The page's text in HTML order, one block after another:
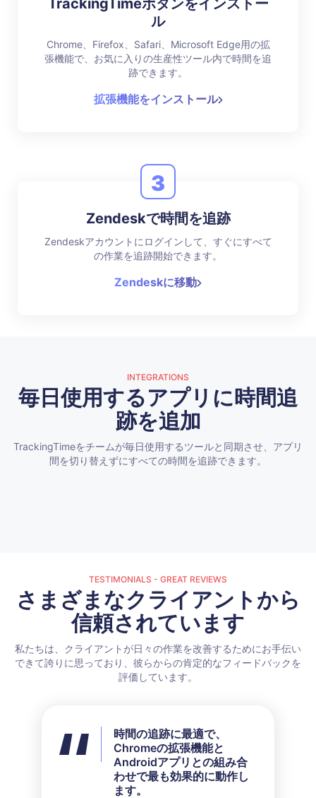
TrackingTimeボタンをインストー
ル
Chrome、Firefox、Safari、Microsoft Edge用の拡
張機能で、お気に入りの生産性ツール内で時間を追
跡できます。
拡張機能をインストール
3
Zendeskで時間を追跡
Zendeskアカウントにログインして、すぐにすべて
の作業を追跡開始できます。
Zendeskに移動
INTEGRATIONS
毎日使用するアプリに時間追
跡を追加
TrackingTimeをチームが毎日使用するツールと同期させ、アプリ
間を切り替えずにすべての時間を追跡できます。
TESTIMONIALS - GREAT REVIEWS
さまざまなクライアントから
信頼されています
私たちは、クライアントが日々の作業を改善するためにお手伝い
できて誇りに思っており、彼らからの肯定的なフィードバックを
評価しています。
時間の追跡に最適で、
Chromeの拡張機能と
Androidアプリとの組み合
わせで最も効果的に動作し
ます。
私は利用可能なすべての機
能を使用しませんでした
が、私のニーズには完璧に
合っていました。彼らのカ
スタマーサービスは問い合